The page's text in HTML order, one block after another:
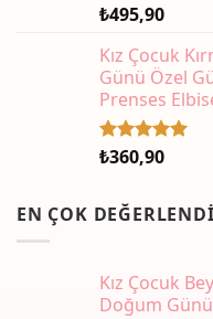
₺495,90
Kız Çocuk
Günü Özel
Prenses
5 üzerinden
₺360,90
EN ÇOK
Kız Çocuk
Doğum